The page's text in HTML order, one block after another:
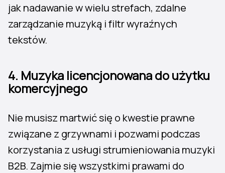
jak nadawanie w wielu strefach, zdalne
zarządzanie muzyką i filtr wyraźnych
tekstów.
4. Muzyka licencjonowana do użytku
komercyjnego
Nie musisz martwić się o kwestie prawne
związane z grzywnami i pozwami podczas
korzystania z usługi strumieniowania muzyki
B2B. Zajmie się wszystkimi prawami do